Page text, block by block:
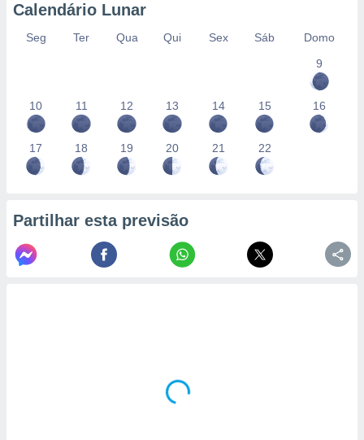
Calendário Lunar
Seg Ter Qua Qui Sex Sáb
Domo
9
10 11 12 13 14 15 16
17 18 19 20 21 22
Partilhar esta previsão